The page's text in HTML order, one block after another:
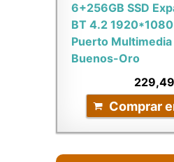
6+256GB SSD
BT 4.2
Puerto
Buenos-Oro
Comprar